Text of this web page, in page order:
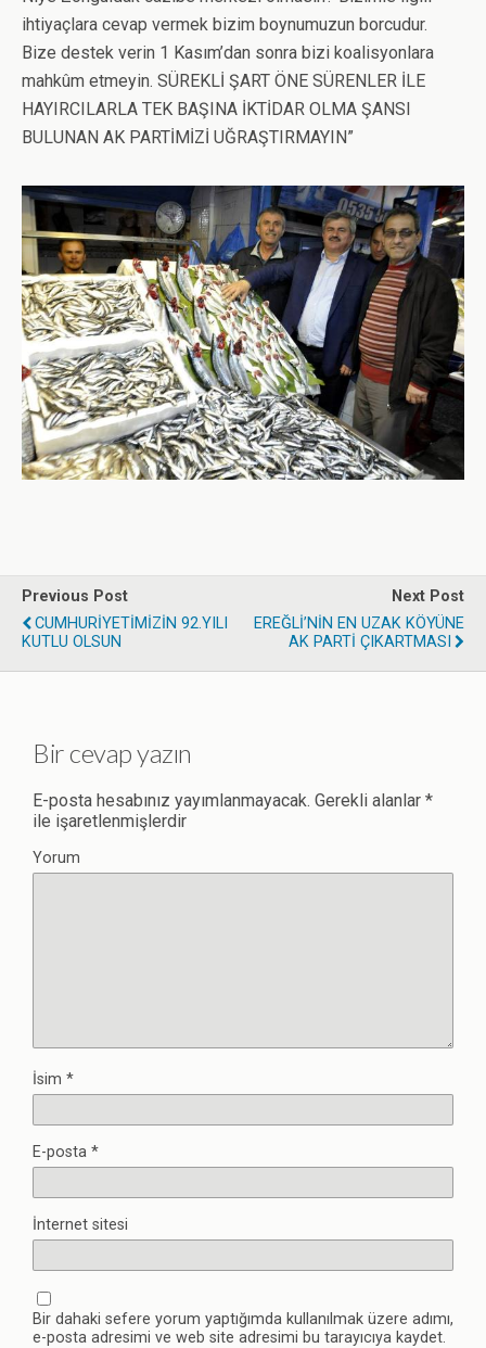
ihtiyaçlara cevap vermek bizim boynumuzun borcudur.
Bize destek verin 1 Kasım’dan sonra bizi koalisyonlara
mahkûm etmeyin. SÜREKLİ ŞART ÖNE SÜRENLER İLE
HAYIRCILARLA TEK BAŞINA İKTİDAR OLMA ŞANSI
BULUNAN AK PARTİMİZİ UĞRAŞTIRMAYIN”
Previous Post
CUMHURİYETİMİZİN 92.YILI
KUTLU OLSUN
Next Post
EREĞLİ’NİN EN UZAK KÖYÜNE
AK PARTİ ÇIKARTMASI
Bir cevap yazın
E-posta hesabınız yayımlanmayacak. Gerekli alanlar *
ile işaretlenmişlerdir
Yorum
İsim *
E-posta *
İnternet sitesi
Bir dahaki sefere yorum yaptığımda kullanılmak üzere adımı,
e-posta adresimi ve web site adresimi bu tarayıcıya kaydet.